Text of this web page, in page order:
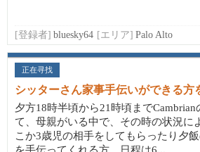
[登録者] bluesky64 [エリア] Palo Alto
正在寻找
シッターさん家事手伝いができる方
夕方18時半頃から21時頃まで
て、母親がいる中で、その時の状況に
こか3歳児の相手をしてもらったり夕